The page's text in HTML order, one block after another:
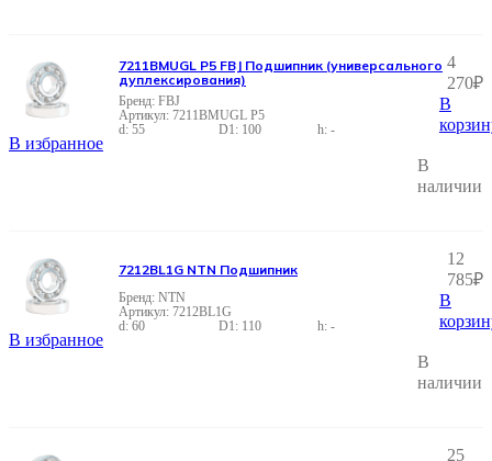
В избранное
7211BMUGL P5
55
100 -
FBJ
7211BMUGL P5 FBJ Подшипник (универсального
дуплексирования)
4
270₽
В
В
наличии
В избранное
7212BL1G
60
110 -
NTN
7212BL1G NTN Подшипник
12
785₽
В
В
наличии
25